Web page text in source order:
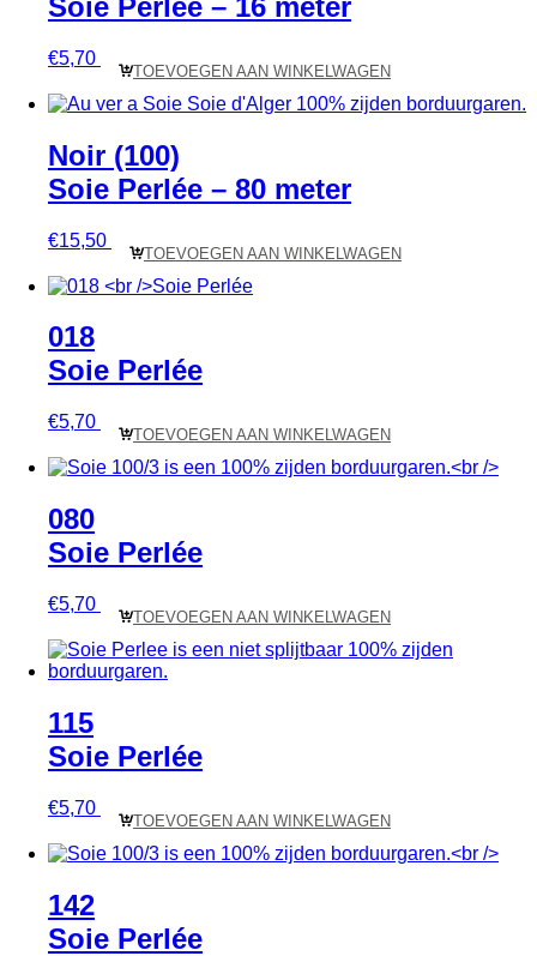
€5,70
TOEVOEGEN AAN WINKELWAGEN
Noir (100)
Soie Perlée – 80 meter
€15,50
TOEVOEGEN AAN WINKELWAGEN
018
Soie Perlée
€5,70
TOEVOEGEN AAN WINKELWAGEN
080
Soie Perlée
€5,70
TOEVOEGEN AAN WINKELWAGEN
115
Soie Perlée
€5,70
TOEVOEGEN AAN WINKELWAGEN
142
Soie Perlée